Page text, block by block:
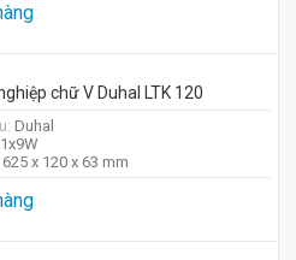
chữ V Duhal LTK 120
Duhal
1x9W
625 x 120 x 63 mm